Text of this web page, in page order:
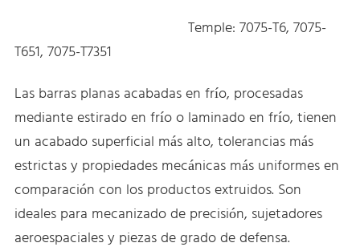
Temple: 7075-T6, 7075-
T651, 7075-T7351
Las barras planas acabadas en frío, procesadas
mediante estirado en frío o laminado en frío, tienen
un acabado superficial más alto, tolerancias más
estrictas y propiedades mecánicas más uniformes en
comparación con los productos extruidos. Son
ideales para mecanizado de precisión, sujetadores
aeroespaciales y piezas de grado de defensa.